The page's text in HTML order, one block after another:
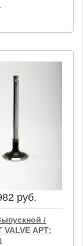
руб.
/
АРТ:
руб.
/
VALVE АРТ: